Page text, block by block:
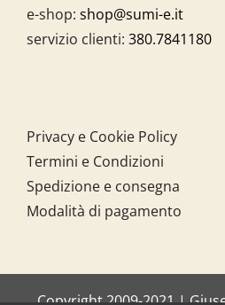
e-shop: shop@sumi-e.it
servizio clienti: 380.7841180
Privacy e Cookie Policy
Termini e Condizioni
Spedizione e consegna
Modalità di pagamento
Copyright 2009-2021 |